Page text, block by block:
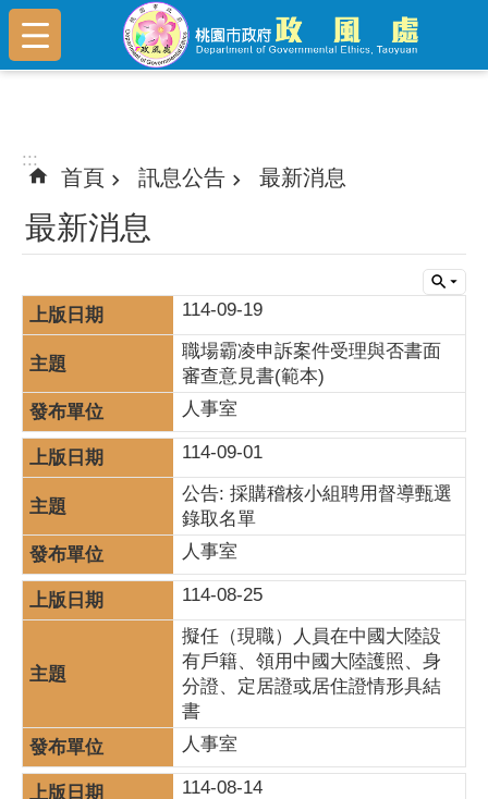
跳到主要內容區塊
:::
:::
首頁 訊息公告 最新消息
最新消息
114-09-19
職場霸凌申訴案件受理與否書面
審查意見書(範本)
人事室
114-09-01
公告: 採購稽核小組聘用督導甄選
錄取名單
人事室
114-08-25
擬任（現職）人員在中國大陸設
有戶籍、領用中國大陸護照、身
分證、定居證或居住證情形具結
書
人事室
114-08-14